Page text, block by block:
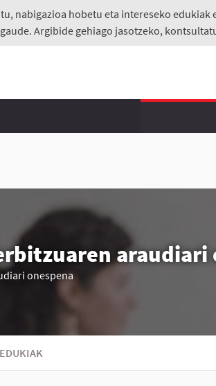
nabigazioa hobetu eta intereseko
Argibide gehiago jasotzeko,
araudiari
onespena